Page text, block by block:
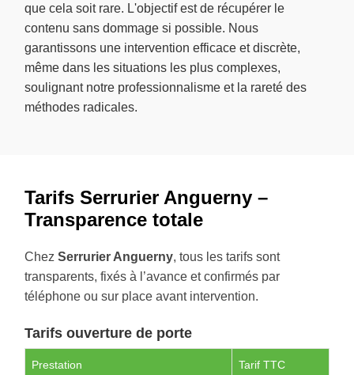
que cela soit rare. L'objectif est de récupérer le
contenu sans dommage si possible. Nous
garantissons une intervention efficace et discrète,
même dans les situations les plus complexes,
soulignant notre professionnalisme et la rareté des
méthodes radicales.
Tarifs Serrurier Anguerny –
Transparence totale
Chez Serrurier Anguerny, tous les tarifs sont
transparents, fixés à l’avance et confirmés par
téléphone ou sur place avant intervention.
Tarifs ouverture de porte
Prestation Tarif TTC